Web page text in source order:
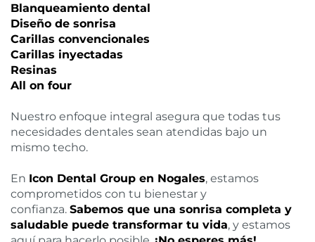
Blanqueamiento dental
Diseño de sonrisa
Carillas convencionales
Carillas inyectadas
Resinas
All on four
Nuestro enfoque integral asegura que todas tus
necesidades dentales sean atendidas bajo un
mismo techo.
En Icon Dental Group en Nogales, estamos
comprometidos con tu bienestar y
confianza. Sabemos que una sonrisa completa y
saludable puede transformar tu vida, y estamos